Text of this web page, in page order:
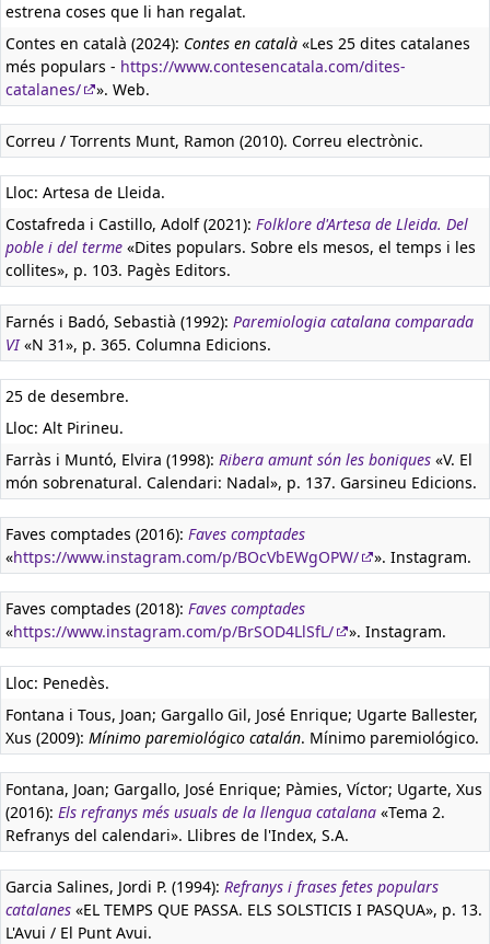
estrena coses que li han regalat.
Contes en català (2024): Contes en català «Les 25 dites catalanes
més populars - https://www.contesencatala.com/dites-
catalanes/
». Web.
Correu / Torrents Munt, Ramon (2010). Correu electrònic.
Lloc: Artesa de Lleida.
Costafreda i Castillo, Adolf (2021): Folklore d'Artesa de Lleida. Del
poble i del terme «Dites populars. Sobre els mesos, el temps i les
collites», p. 103. Pagès Editors.
Farnés i Badó, Sebastià (1992): Paremiologia catalana comparada
VI«N 31», p. 365. Columna Edicions.
25 de desembre.
Lloc: Alt Pirineu.
Farràs i Muntó, Elvira (1998): Ribera amunt són les boniques «V. El
món sobrenatural. Calendari: Nadal», p. 137. Garsineu Edicions.
Faves comptades (2016): Faves comptades
«https://www.instagram.com/p/BOcVbEWgOPW/ ». Instagram.
Faves comptades (2018): Faves comptades
«https://www.instagram.com/p/BrSOD4LlSfL/ ». Instagram.
Lloc: Penedès.
Fontana i Tous, Joan; Gargallo Gil, José Enrique; Ugarte Ballester,
Xus (2009): Mínimo paremiológico catalán. Mínimo paremiológico.
Fontana, Joan; Gargallo, José Enrique; Pàmies, Víctor; Ugarte, Xus
(2016): Els refranys més usuals de la llengua catalana «Tema 2.
Refranys del calendari». Llibres de l'Index, S.A.
Garcia Salines, Jordi P. (1994): Refranys i frases fetes populars
catalanes «EL TEMPS QUE PASSA. ELS SOLSTICIS I PASQUA», p. 13.
L'Avui / El Punt Avui.